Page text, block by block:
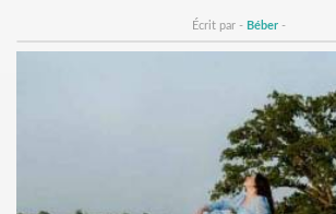
Écrit par - Béber -